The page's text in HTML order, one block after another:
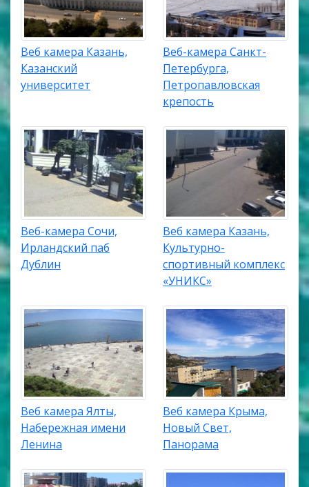
Веб камера Казань,
Казанский
университет
Веб-камера Санкт-
Петербурга,
Петропавловская
крепость
Веб-камера Сочи,
Ирландский паб
Дублин
Веб камера Казань,
Культурно-
спортивный комплекс
«УНИКС»
Веб камера Ялты,
Набережная имени
Ленина
Веб камера Крыма,
Новый Свет,
Панорама